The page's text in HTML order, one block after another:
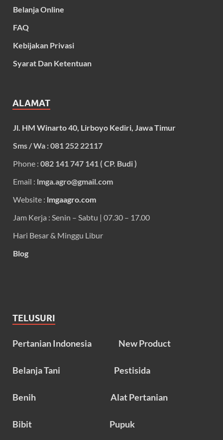
Belanja Online
FAQ
Kebijakan Privasi
Syarat Dan Ketentuan
ALAMAT
Jl. HM Winarto 40, Lirboyo Kediri, Jawa Timur
Sms / Wa : 081 252 22117
Phone : 082 141 747 141 ( CP. Budi )
Email : lmga.agro@gmail.com
Website : lmgaagro.com
Jam Kerja : Senin – Sabtu | 07.30 – 17.00
Hari Besar & Minggu Libur
Blog
TELUSURI
Pertanian Indonesia New Product
Belanja Tani Pestisida
Benih Alat Pertanian
Bibit Pupuk